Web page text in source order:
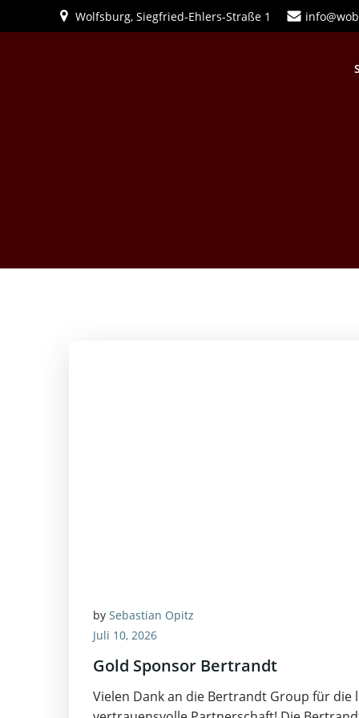
Inhalt
Wolfsburg, Siegfried-Ehlers-Straße 1
by Sebastian Opitz
Juli 10, 2026
Gold Sponsor Bertrandt
Vielen Dank an die Bertrandt Group für die